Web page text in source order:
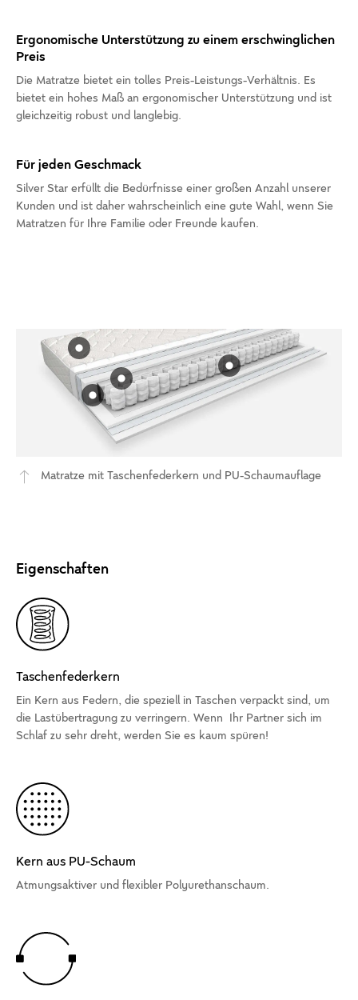
Ergonomische Unterstützung zu einem erschwinglichen
Preis
Die Matratze bietet ein tolles Preis-Leistungs-Verhältnis. Es
bietet ein hohes Maß an ergonomischer Unterstützung und ist
gleichzeitig robust und langlebig.
Für jeden Geschmack
Silver Star erfüllt die Bedürfnisse einer großen Anzahl unserer
Kunden und ist daher wahrscheinlich eine gute Wahl, wenn Sie
Matratzen für Ihre Familie oder Freunde kaufen.
Matratze mit Taschenfederkern und PU-Schaumauflage
Eigenschaften
Taschenfederkern
Ein Kern aus Federn, die speziell in Taschen verpackt sind, um
die Lastübertragung zu verringern. Wenn Ihr Partner sich im
Schlaf zu sehr dreht, werden Sie es kaum spüren!
Kern aus PU-Schaum
Atmungsaktiver und flexibler Polyurethanschaum.